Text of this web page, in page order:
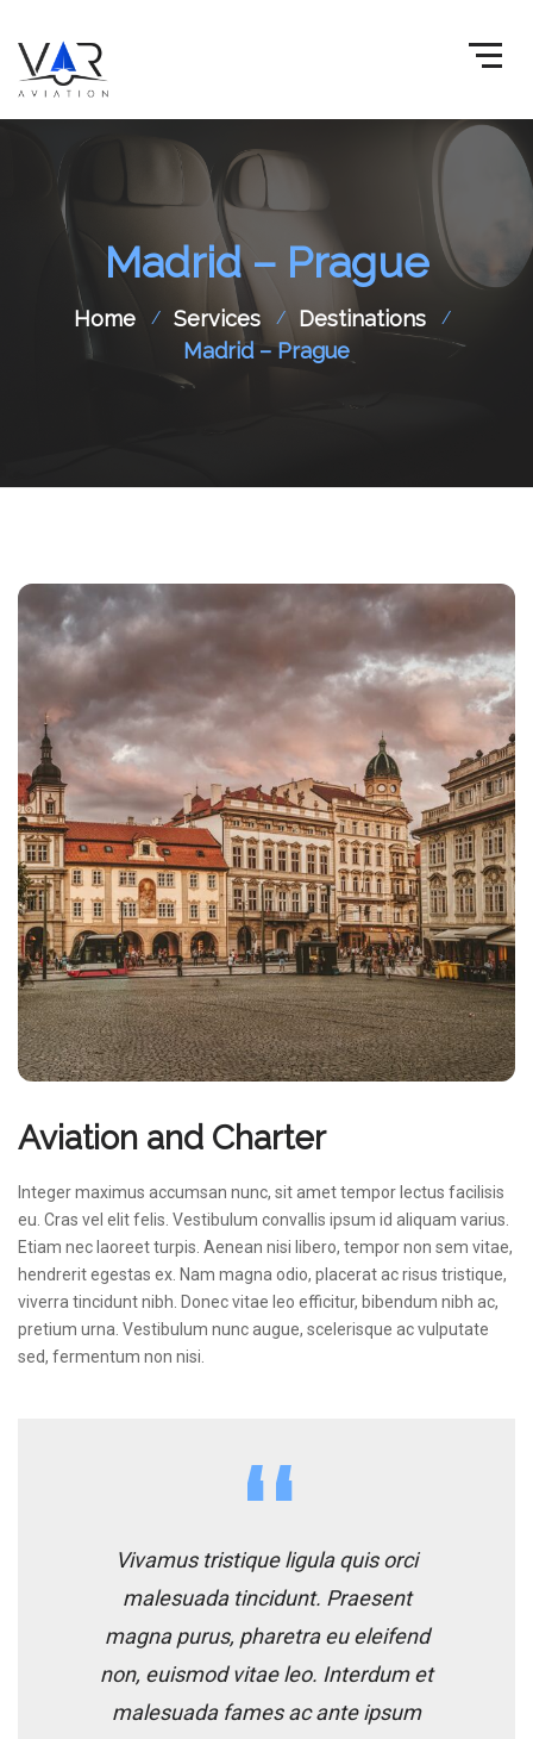
Madrid – Prague
Home Services
Destinations
Madrid – Prague
Aviation and Charter
Integer maximus accumsan nunc, sit amet tempor lectus facilisis
eu. Cras vel elit felis. Vestibulum convallis ipsum id aliquam varius.
Etiam nec laoreet turpis. Aenean nisi libero, tempor non sem vitae,
hendrerit egestas ex. Nam magna odio, placerat ac risus tristique,
viverra tincidunt nibh. Donec vitae leo efficitur, bibendum nibh ac,
pretium urna. Vestibulum nunc augue, scelerisque ac vulputate
sed, fermentum non nisi.
Vivamus tristique ligula quis orci
malesuada tincidunt. Praesent
magna purus, pharetra eu eleifend
non, euismod vitae leo. Interdum et
malesuada fames ac ante ipsum